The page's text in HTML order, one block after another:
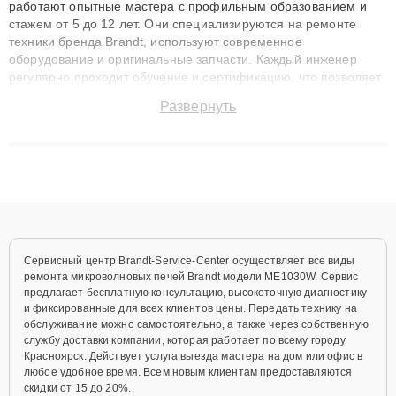
работают опытные мастера с профильным образованием и
стажем от 5 до 12 лет. Они специализируются на ремонте
техники бренда Brandt, используют современное
оборудование и оригинальные запчасти. Каждый инженер
регулярно проходит обучение и сертификацию, что позволяет
технику с сохранением гарантии до 3 лет. Наши мастера
Развернуть
Сервисный центр Brandt-Service-Center осуществляет все виды
ремонта микроволновых печей Brandt модели ME1030W. Сервис
предлагает бесплатную консультацию, высокоточную диагностику
и фиксированные для всех клиентов цены. Передать технику на
обслуживание можно самостоятельно, а также через собственную
службу доставки компании, которая работает по всему городу
Красноярск. Действует услуга выезда мастера на дом или офис в
любое удобное время. Всем новым клиентам предоставляются
скидки от 15 до 20%.